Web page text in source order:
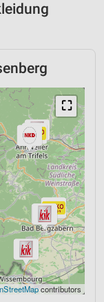
⛶
contributors